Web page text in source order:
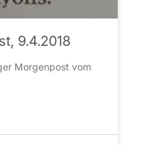
9.4.2018
Morgenpost vom